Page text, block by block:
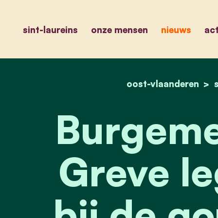
sint-laureins onze mensen nieuws
oost-vlaanderen
Greve